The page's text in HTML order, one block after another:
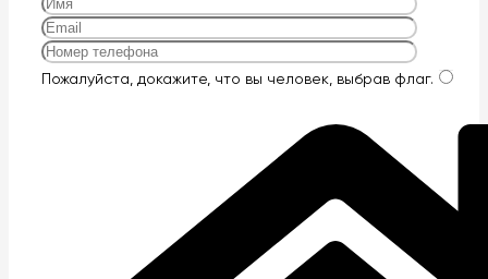
Оставьте
Пожалуйста, докажите, что вы человек, выбрав флаг.